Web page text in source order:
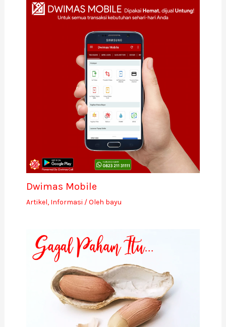
Dwimas Mobile
Artikel, Informasi / Oleh bayu